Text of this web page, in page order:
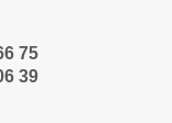
75
39